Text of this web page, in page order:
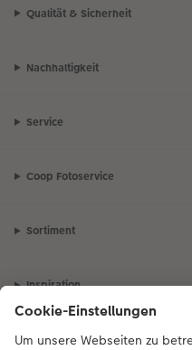
Qualität & Sicherheit
Nachhaltigkeit
Service
Coop Fotoservice
Sortiment
Inspiration
Bei Fragen zu Produkten oder